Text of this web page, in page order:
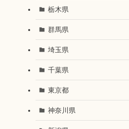
栃木県
群馬県
埼玉県
千葉県
東京都
神奈川県